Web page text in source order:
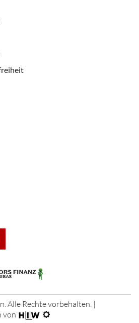
Alle Rechte vorbehalten. |
von